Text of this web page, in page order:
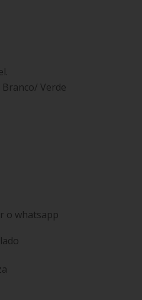
Branco/ Verde
o whatsapp